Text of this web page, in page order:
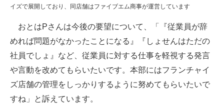
イズで展開しており、同店舗はファイブエム商事が運営しています
おとはPさんは今後の要望について、「『従業員が辞
めれば問題がなかったことになる』『しょせんはただの
社員でしょ』など、従業員に対する仕事を軽視する発言
や言動を改めてもらいたいです。本部にはフランチャイ
ズ店舗の管理をしっかりするように努めてもらいたいで
すね」と訴えています。